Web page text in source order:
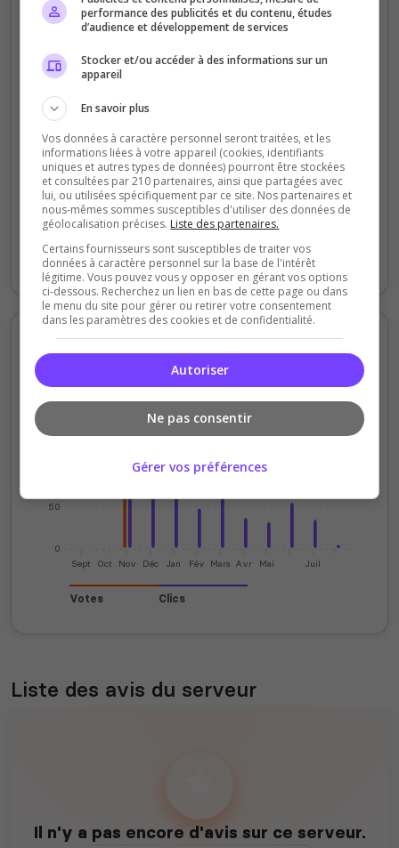
0
0.25
Mardi Jeudi Samedi
Votes Clics
Votes et clics mensuels
0
50
Sept Oct Nov Déc Jan Fév Mars Avr Mai Juil
Votes Clics
Liste des avis du serveur
Il n'y a pas encore d'avis sur ce serveur.
performance des publicités et du contenu, études
d’audience et développement de services
Stocker et/ou accéder à des informations sur un
appareil
En savoir plus
Vos données à caractère personnel seront traitées, et les
informations liées à votre appareil (cookies, identifiants
uniques et autres types de données) pourront être stockées
et consultées par 210 partenaires, ainsi que partagées avec
lui, ou utilisées spécifiquement par ce site. Nos partenaires et
nous-mêmes sommes susceptibles d'utiliser des données de
géolocalisation précises. Liste des partenaires.
Certains fournisseurs sont susceptibles de traiter vos
données à caractère personnel sur la base de l'intérêt
légitime. Vous pouvez vous y opposer en gérant vos options
ci-dessous. Recherchez un lien en bas de cette page ou dans
le menu du site pour gérer ou retirer votre consentement
dans les paramètres des cookies et de confidentialité.
Autoriser
Ne pas consentir
Gérer vos préférences